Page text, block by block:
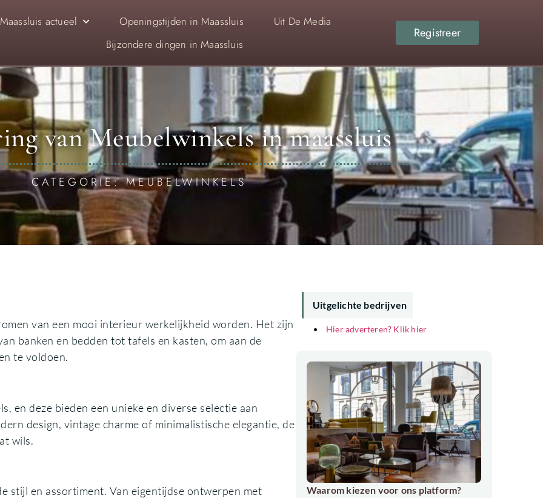
Maassluis actueel Openingstijden in Maassluis
Uit De Media
Bijzondere dingen in Maassluis
Registreer
van Meubelwinkels in maassluis
CATEGORIE: MEUBELWINKELS
van een mooi interieur werkelijkheid worden. Het zijn
banken en bedden tot tafels en kasten, om aan de
te voldoen.
en deze bieden een unieke en diverse selectie aan
design, vintage charme of minimalistische elegantie, de
wils.
stijl en assortiment. Van eigentijdse ontwerpen met
Uitgelichte bedrijven
Hier adverteren? Klik hier
Waarom kiezen voor ons platform?